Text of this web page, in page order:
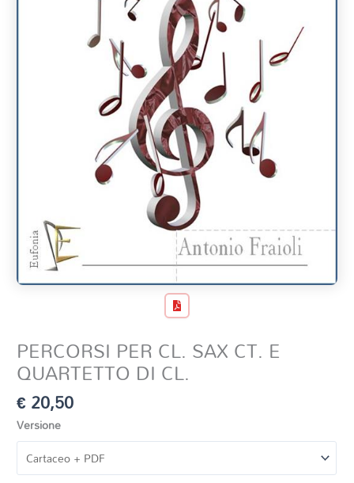
PERCORSI PER CL. SAX CT. E
QUARTETTO DI CL.
€20,50
Versione